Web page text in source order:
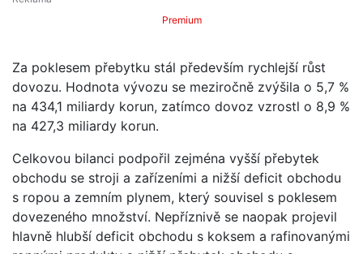
Premium
Za poklesem přebytku stál především rychlejší růst
dovozu. Hodnota vývozu se meziročně zvýšila o 5,7 %
na 434,1 miliardy korun, zatímco dovoz vzrostl o 8,9 %
na 427,3 miliardy korun.
Celkovou bilanci podpořil zejména vyšší přebytek
obchodu se stroji a zařízeními a nižší deficit obchodu
s ropou a zemním plynem, který souvisel s poklesem
dovezeného množství. Nepříznivě se naopak projevil
hlavně hlubší deficit obchodu s koksem a rafinovanými